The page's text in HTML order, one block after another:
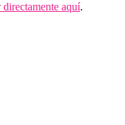
directamente aquí.